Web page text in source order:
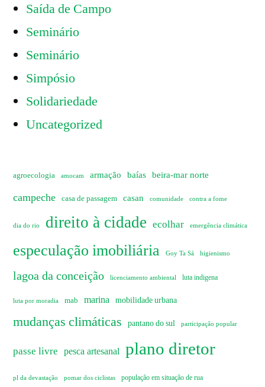
Saída de Campo
Seminário
Seminário
Simpósio
Solidariedade
Uncategorized
agroecologia amocam armação baías beira-mar norte
campeche casa de passagem casan comunidade contra a fome
dia do rio direito à cidade ecolhar emergência climática
especulação imobiliária Goy Ta Sá higienismo
lagoa da conceição licenciamento ambiental luta indigena
luta por moradia mab marina mobilidade urbana
mudanças climáticas pantano do sul participação popular
passe livre pesca artesanal plano diretor
pl da devastação pomar dos ciclistas população em situação de rua